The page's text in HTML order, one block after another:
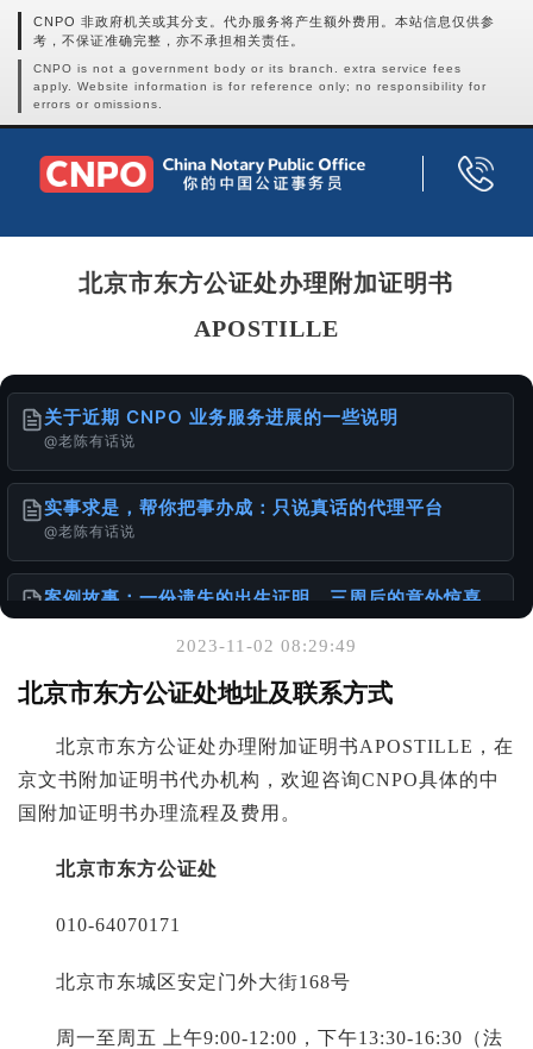
CNPO 非政府机关或其分支。代办服务将产生额外费用。本站信息仅供参
考，不保证准确完整，亦不承担相关责任。
CNPO is not a government body or its branch. extra service fees
apply. Website information is for reference only; no responsibility for
errors or omissions.
北京市东方公证处办理附加证明书
APOSTILLE
关于近期 CNPO 业务服务进展的一些说明
@老陈有话说
实事求是，帮你把事办成：只说真话的代理平台
@老陈有话说
案例故事：一份遗失的出生证明，三周后的意外惊喜
@老陈有话说
你可能也喜欢
@老陈有话说
怎么办理出生公证书？针对不同年代出生人群的详细
@老陈有话说
港澳台同胞移民加速包：无犯罪公证办理全流程+真实
@老陈有话说
2023-11-02 08:29:49
北京市东方公证处地址及联系方式
北京市东方公证处办理附加证明书APOSTILLE，在
京文书附加证明书代办机构，欢迎咨询CNPO具体的中
国附加证明书办理流程及费用。
北京市东方公证处
010-64070171
北京市东城区安定门外大街168号
周一至周五 上午9:00-12:00，下午13:30-16:30（法